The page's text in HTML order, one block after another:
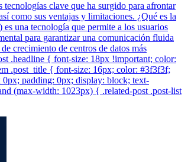
clave que ha surgido para afrontar
como sus ventajas y limitaciones. ¿Qué es la
una tecnología que permite a los usuarios
para garantizar una comunicación fluida
crecimiento de centros de datos más
.headline { font-size: 18px !important; color:
.post_title { font-size: 16px; color: #3f3f3f;
padding: 0px; display: block; text-
(max-width: 1023px) { .related-post .post-list